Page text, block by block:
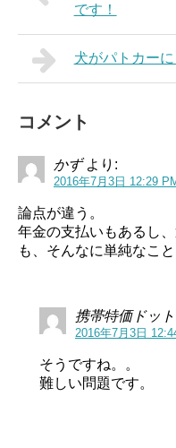
です！
犬がパトカー
コメント
かず より:
2016年7月3日 12:29
論点が違う。
年金の支払いもあるし
も、そんなに単純なこと
携帯特価ドッ
2016年7月3日
そうですね。。
難しい問題です。